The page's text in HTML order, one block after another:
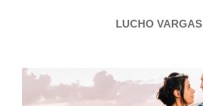
LUCHO VARGAS
ARTIGOS